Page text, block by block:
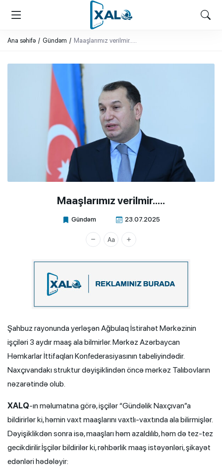
XALQ.ONLINE
ONLAYN PLATFORMA
Ana səhifə Gündəm Maaşlarımız verilmir…..
Maaşlarımız verilmir…..
Gündəm 23.07.2025
Xalq.Online
Şahbuz rayonunda yerləşən Ağbulaq İstirahət Mərkəzinin
işçiləri 3 aydır maaş ala bilmirlər. Mərkəz Azərbaycan
Həmkarlar İttifaqları Konfederasiyasının tabeliyindədir.
Naxçıvandakı struktur dəyişiklindən öncə mərkəz Talıbovların
nəzarətində olub.
XALQ-ın məlumatına görə, işçilər “Gündəlik Naxçıvan”a
bildirirlər ki, həmin vaxt maaşlarını vaxtlı-vaxtında ala bilirmişlər.
Dəyişiklikdən sonra isə, maaşları həm azaldılıb, həm də tez-tez
gecikdirilir.İşçilər bildirilər ki, rəhbərlik maaş istəyənləri, şikayət
edənləri hədələyir: